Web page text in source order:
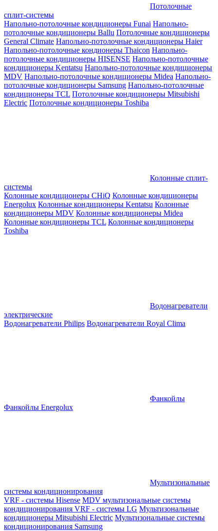
Потолочные
сплит-системы
Напольно-потолочные кондиционеры Funai Напольно-
потолочные кондиционеры Ballu Потолочные кондиционеры
General Climate Напольно-потолочные кондиционеры Haier
Напольно-потолочные кондионеры Thaicon Напольно-
потолочные кондиционеры HISENSE Напольно-потолочные
кондиционеры Kentatsu Напольно-потолочные кондиционеры
MDV Напольно-потолочные кондиционеры Midea Напольно-
потолочные кондиционеры Samsung Напольно-потолочные
кондиционеры TCL Потолочные кондиционеры Mitsubishi
Electric Потолочные кондиционеры Toshiba
Колонные сплит-
системы
Колонные кондиционеры CHiQ Колонные кондиционеры
Energolux Колонные кондиционеры Kentatsu Колонные
кондиционеры MDV Колонные кондиционеры Midea
Колонные кондиционеры TCL Колонные кондиционеры
Toshiba
Водонагреватели
электрические
Водонагреватели Philips Водонагреватели Royal Clima
Фанкойлы
Фанкойлы Energolux
Мультизональные
системы кондиционирования
VRF - системы Hisense MDV мультизональные системы
кондиционирования VRF - системы LG Мультизональные
кондиционеры Mitsubishi Electric Мультизональные системы
кондиционирования Samsung